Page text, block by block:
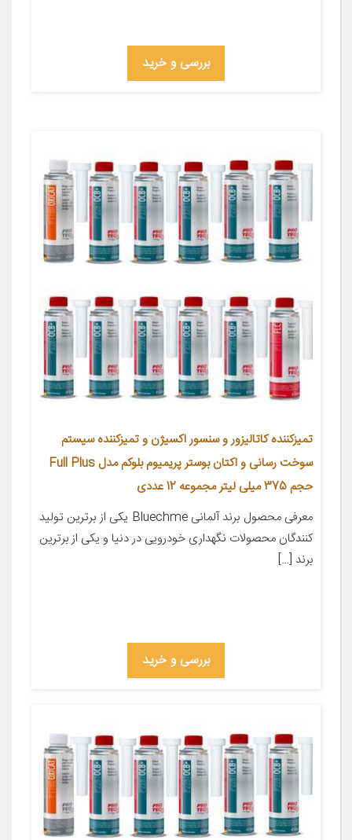
بررسی و خرید
تمیزکننده کاتالیزور و سنسور اکسیژن و تمیزکننده سیستم
سوخت رسانی و اکتان بوستر پریمیوم بلوکم مدل Full Plus
حجم 375 میلی لیتر مجموعه 12 عددی
معرفی محصول برند آلمانی Bluechme یکی از برترین تولید
کنندگان محصولات نگهداری خودرویی در دنیا و یکی از برترین
برند […]
بررسی و خرید